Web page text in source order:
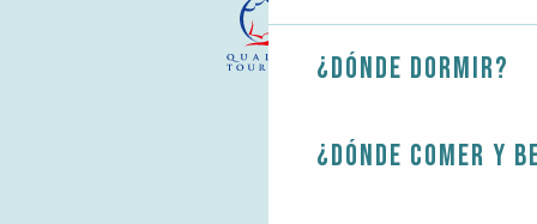
¿Dónde dormir?
¿Dónde comer y